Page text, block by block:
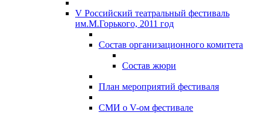
V Российский театральный фестиваль
им.М.Горького, 2011 год
Состав организационного комитета
Состав жюри
План мероприятий фестиваля
СМИ о V-ом фестивале